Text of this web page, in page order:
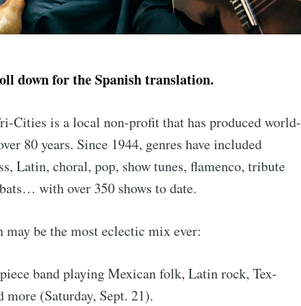
down for the Spanish translation.
Cities is a local non-profit that has produced world-
80 years. Since 1944, genres have included
Latin, choral, pop, show tunes, flamenco, tribute
with over 350 shows to date.
may be the most eclectic mix ever:
band playing Mexican folk, Latin rock, Tex-
more (Saturday, Sept. 21).